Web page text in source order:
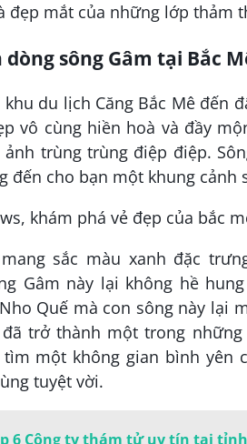
đẹp mắt của những lớp thảm
sông Gâm tại Bắc
du lịch Căng Bắc Mê đến
vô cùng hiền hoà và đầy
trùng trùng điệp điệp.
đến cho bạn một khung cảnh
sắc màu xanh đặc
Gâm này lại không hề
Quế mà con sông này lại
trở thành một trong
một không gian bình
tuyệt vời.
6 Công ty thám tử uy tín tại tỉnh